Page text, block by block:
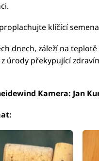
klíčící
dnech, záleží na
úrody překypující
Kamera: Jan